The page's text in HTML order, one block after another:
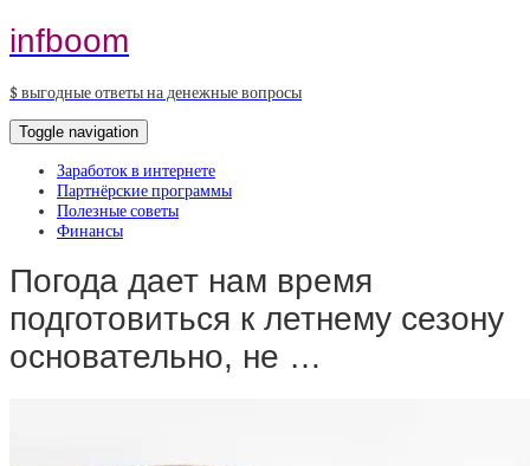
infboom
$ выгодные ответы на денежные вопросы
Toggle navigation
Заработок в интернете
Партнёрские программы
Полезные советы
Финансы
Погода дает нам время
подготовиться к летнему сезону
основательно, не …